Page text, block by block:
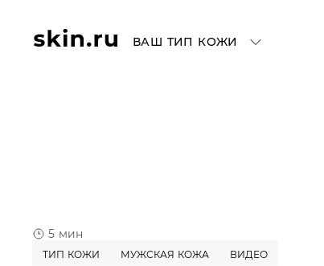
ВАШ ТИП КОЖИ
5 мин
ТИП КОЖИ МУЖСКАЯ КОЖА ВИДЕО